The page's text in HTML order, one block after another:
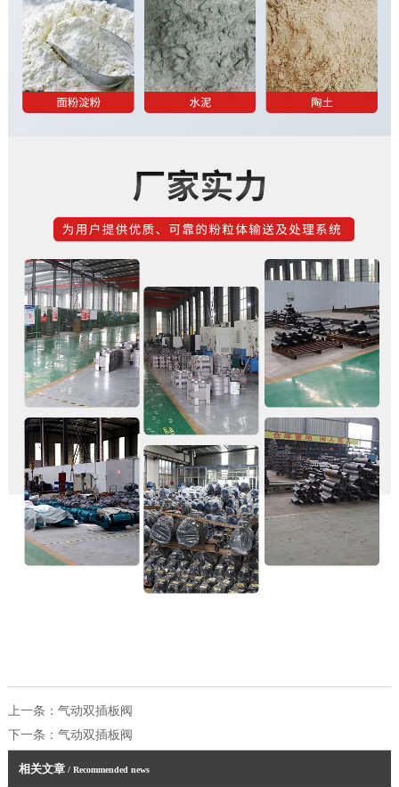
上一条： 气动双插板阀
下一条： 气动双插板阀
相关文章/ Recommended news